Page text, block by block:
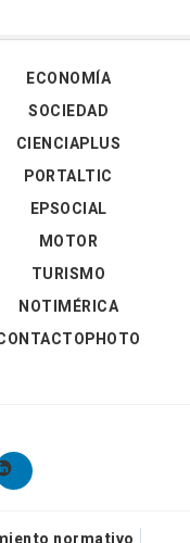
ECONOMÍA
SOCIEDAD
CIENCIAPLUS
PORTALTIC
EPSOCIAL
MOTOR
TURISMO
NOTIMÉRICA